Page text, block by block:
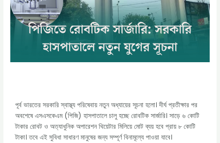
পূর্ব ভারতের সরকারি স্বাস্থ্য পরিষেবায় নতুন অধ্যায়ের সূচনা হলো। দীর্ঘ প্রতীক্ষার পর
অবশেষে এসএসকেএম (পিজি) হাসপাতালে চালু হচ্ছে রোবটিক সার্জারি। সাড়ে ৬ কোটি
টাকার রোবট ও অত্যাধুনিক অপারেশন থিয়েটার মিলিয়ে মোট ব্যয় হবে প্রায় ৮ কোটি
টাকা। তবে এই সুবিধা সাধারণ মানুষের জন্য সম্পূর্ণ বিনামূল্যে পাওয়া যাবে।